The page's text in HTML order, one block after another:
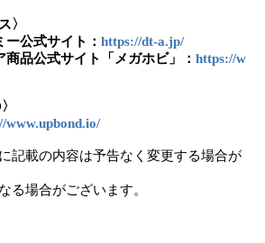
〉
公式サイト： https://dt-a.jp/
品公式サイト「メガホビ」： https://w
www.upbond.io/
記載の内容は予告なく変更する場合が
る場合がございます。